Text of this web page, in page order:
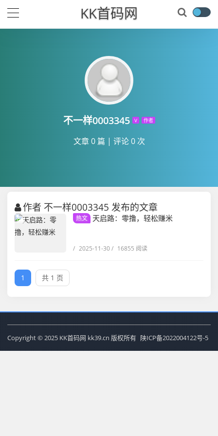
KK首码网
不一样0003345 V 作者
文章 0 篇 | 评论 0 次
作者 不一样0003345 发布的文章
热文 天启路：零撸，轻松赚米
/ 2025-11-30/ 16855 阅读
1 共 1 页
Copyright © 2025 KK首码网 kk39.cn 版权所有 陕ICP备2022004122号-5